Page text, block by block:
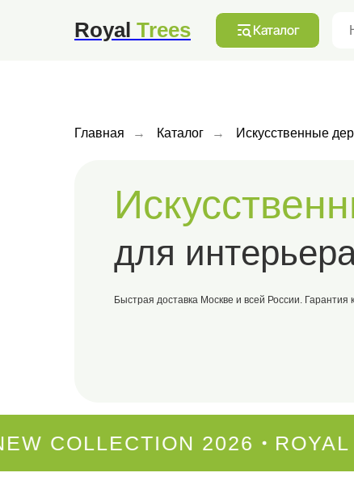
Royal Trees Каталог
Главная → Каталог → Искусственные
Быстрая доставка Москве и всей России. Гарантия
для
NEW COLLECTION 2026